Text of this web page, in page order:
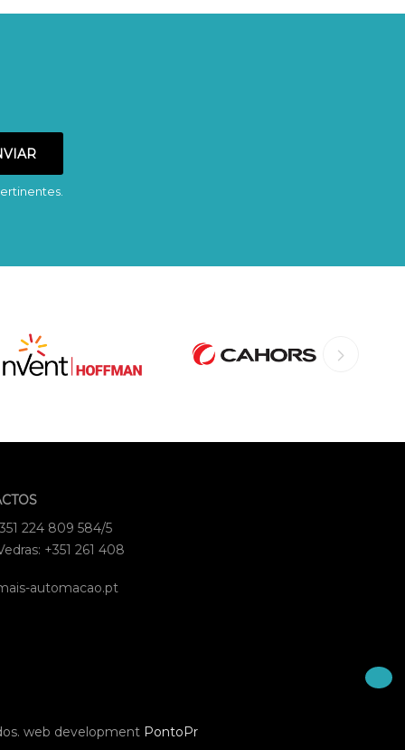
224 809 584/5
+351 261 408
automacao.pt
web development PontoPr